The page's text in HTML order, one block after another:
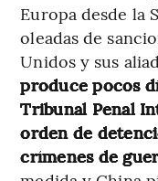
Europa desde la
oleadas de
Unidos y sus
produce pocos
Tribunal Penal
orden de
crímenes de